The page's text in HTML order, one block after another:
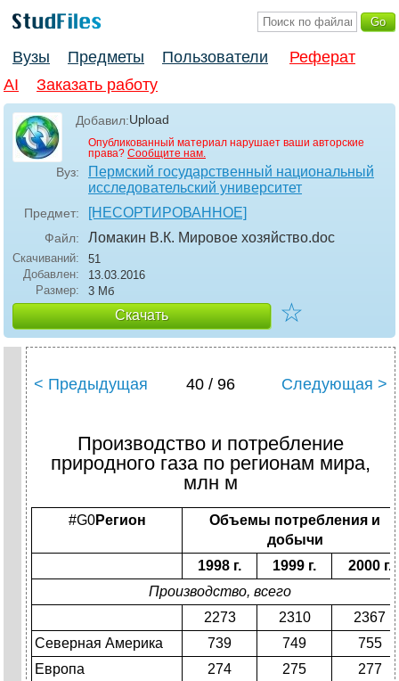
Вузы Предметы Пользователи
Реферат
AI
Заказать работу
Добавил:Upload
Опубликованный материал нарушает ваши авторские
права? Сообщите нам.
Вуз:
Пермский государственный национальный
исследовательский университет
Предмет: [НЕСОРТИРОВАННОЕ]
Файл: Ломакин В.К. Мировое хозяйство.doc
Скачиваний:
51
Добавлен:
13.03.2016
Размер:
3 Мб
Скачать ☆
< Предыдущая 40 / 96 Следующая >
Производство и потребление
природного газа по регионам мира,
млн м
#G0Регион
Объемы потребления и
добычи
1998 г.
1999 г.
2000 г.
Производство, всего
2273
2310
2367
Северная Америка
739 749
755
Европа
274 275
277